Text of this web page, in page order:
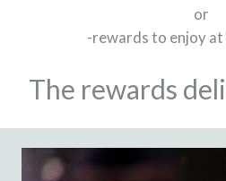
or
-rewards to enjoy at
The rewards